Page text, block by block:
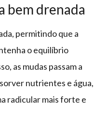
bem drenada
permitindo que a
o equilíbrio
as mudas passam a
nutrientes e água,
radicular mais forte e